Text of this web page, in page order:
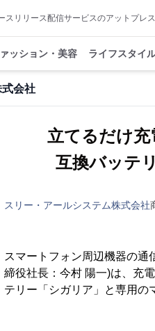
スリリース配信サービスのアットプレス
ッション・美容 ライフスタイ
会社
立てるだけ
互換バッテ
スリー・アールシステム株式会社
スマートフォン周辺機器の通
締役社長：今村 陽一)は、充
テリー「シガリア」と専用の